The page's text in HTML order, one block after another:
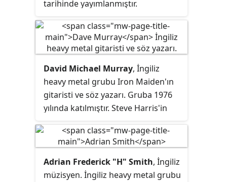
tarihinde yayımlanmıştır.
başarılarının ardından çıkan albüm,
Iron Maiden'ın gitar synthesizerı
kullandığı ilk albümüdür. Bir sonraki
albüm olan Seventh Son of a
Seventh Son ile birlikte bu
özelliklerinden dolayı ayrı bir
havaya sahiptirler. Grubun vokalisti
Bruce Dickinson'ın World Slavery
Tour sırasında yaptığı akustik
albüm önerisi, grup tarafından
reddedildiğinden, Bruce
Dickinson'ın yazdığı materyaller
David Michael Murray, İngiliz
heavy metal grubu Iron Maiden'ın
gitaristi ve söz yazarı. Gruba 1976
yılında katılmıştır. Steve Harris'in
albümlerinde yer alan tek
elemandır.
Adrian Frederick "H" Smith, İngiliz
müzisyen. İngiliz heavy metal grubu